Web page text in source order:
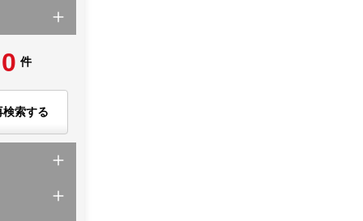
0 件
検索する